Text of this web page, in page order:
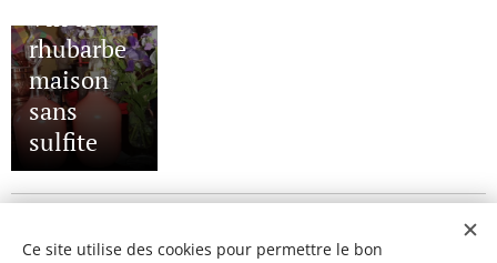
Vin de
rhubarbe
maison
sans
sulfite
Ce site utilise des cookies pour permettre le bon